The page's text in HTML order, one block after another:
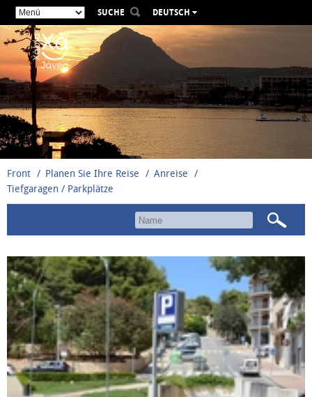
SUCHE
DEUTSCH
ESPAÑOL
VALENCIÀ
FRANÇAIS
РУССКИЙ
Front Planen Sie Ihre Reise
Anreise
Tiefgaragen / Parkplätze